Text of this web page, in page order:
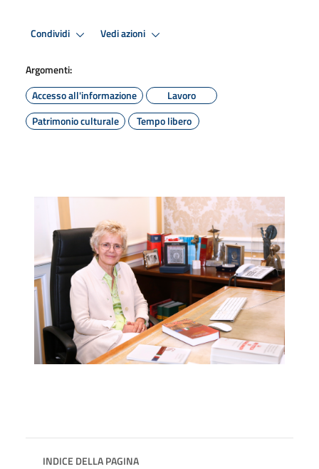
Condividi Vedi azioni
Argomenti:
Accesso all'informazione
Lavoro
Patrimonio culturale
Tempo libero
INDICE DELLA PAGINA